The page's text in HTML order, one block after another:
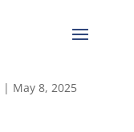
| May 8, 2025